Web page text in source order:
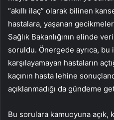
“akıllı ilaç” olarak bilinen
hastalara, yaşanan
Sağlık Bakanlığının elinde
soruldu. Önergede ayrıca, bu
karşılayamayan hastaların
kaçının hasta lehine
açıklanmadığı da gündeme
Bu sorulara kamuoyuna açık,